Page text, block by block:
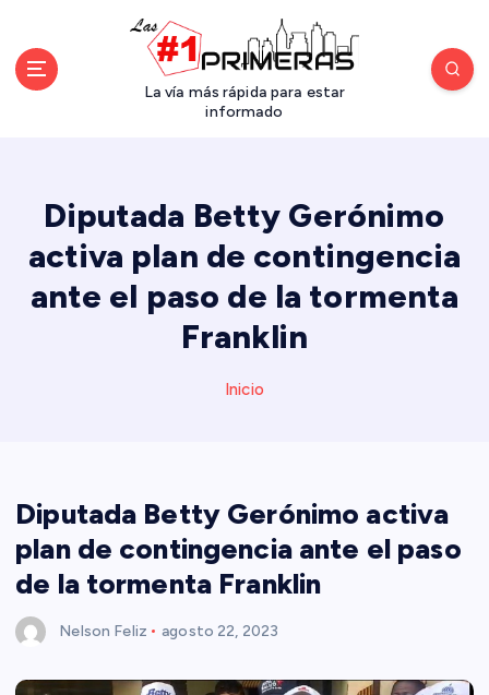
La vía más rápida para estar
informado
Diputada Betty Gerónimo
activa plan de contingencia
ante el paso de la tormenta
Franklin
Inicio
Diputada Betty Gerónimo activa
plan de contingencia ante el paso
de la tormenta Franklin
Nelson Feliz agosto 22, 2023